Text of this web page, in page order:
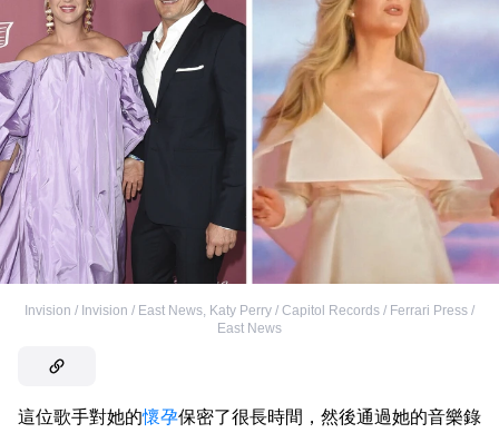
Invision / Invision / East News, Katy Perry / Capitol Records / Ferrari Press /
East News
這位歌手對她的懷孕保密了很長時間，然後通過她的音樂錄